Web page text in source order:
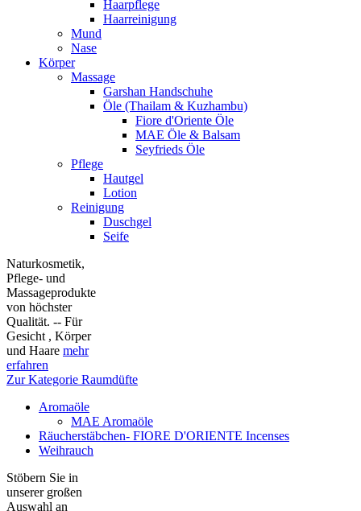
Haarpflege
Haarreinigung
Mund
Nase
Körper
Massage
Garshan Handschuhe
Öle (Thailam & Kuzhambu)
Fiore d'Oriente Öle
MAE Öle & Balsam
Seyfrieds Öle
Pflege
Hautgel
Lotion
Reinigung
Duschgel
Seife
Naturkosmetik,
Pflege- und
Massageprodukte
von höchster
Qualität. -- Für
Gesicht , Körper
und Haare mehr
erfahren
Zur Kategorie Raumdüfte
Aromaöle
MAE Aromaöle
Räucherstäbchen- FIORE D'ORIENTE Incenses
Weihrauch
Stöbern Sie in
unserer großen
Auswahl an